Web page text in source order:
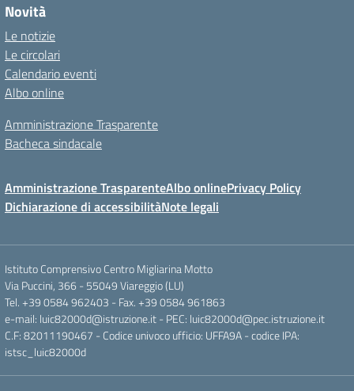
Novità
Le notizie
Le circolari
Calendario eventi
Albo online
Amministrazione Trasparente
Bacheca sindacale
Amministrazione TrasparenteAlbo onlinePrivacy Policy
Dichiarazione di accessibilitàNote legali
Istituto Comprensivo Centro Migliarina Motto
Via Puccini, 366 - 55049 Viareggio (LU)
Tel. +39 0584 962403 - Fax. +39 0584 961863
e-mail: luic82000d@istruzione.it - PEC: luic82000d@pec.istruzione.it
C.F: 82011190467 - Codice univoco ufficio: UFFA9A - codice IPA:
istsc_luic82000d